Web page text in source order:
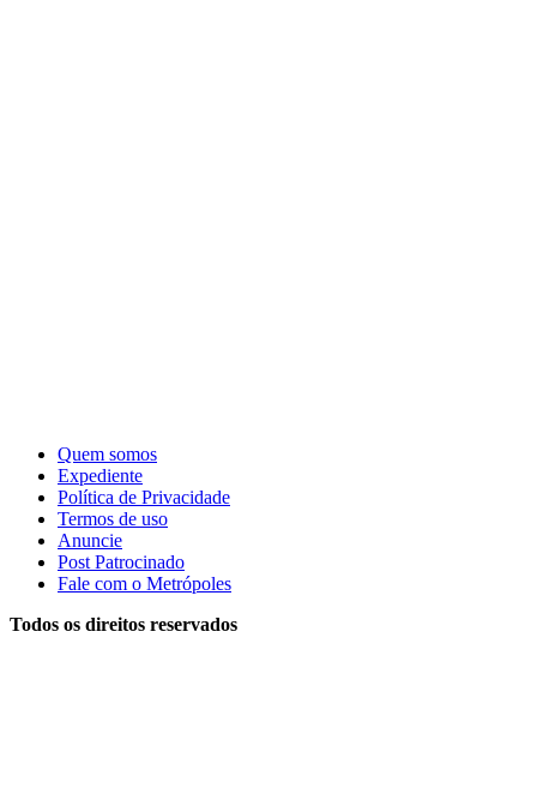
Quem somos
Expediente
Política de Privacidade
Termos de uso
Anuncie
Post Patrocinado
Fale com o Metrópoles
Todos os direitos reservados